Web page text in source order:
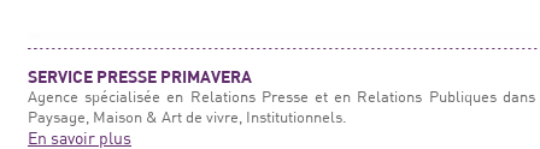
SERVICE PRESSE PRIMAVERA
Agence spécialisée en Relations Presse et en Relations Publiques
Paysage, Maison & Art de vivre, Institutionnels.
En savoir plus